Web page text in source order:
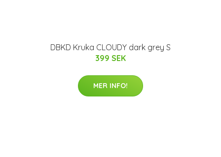
DBKD Kruka CLOUDY dark grey S
399 SEK
MER INFO!